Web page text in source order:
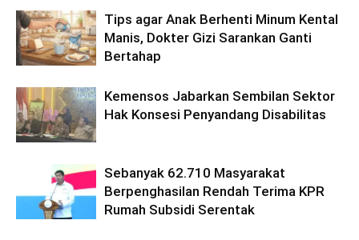
Tips agar Anak Berhenti Minum Kental
Manis, Dokter Gizi Sarankan Ganti
Bertahap
Kemensos Jabarkan Sembilan Sektor
Hak Konsesi Penyandang Disabilitas
Sebanyak 62.710 Masyarakat
Berpenghasilan Rendah Terima KPR
Rumah Subsidi Serentak